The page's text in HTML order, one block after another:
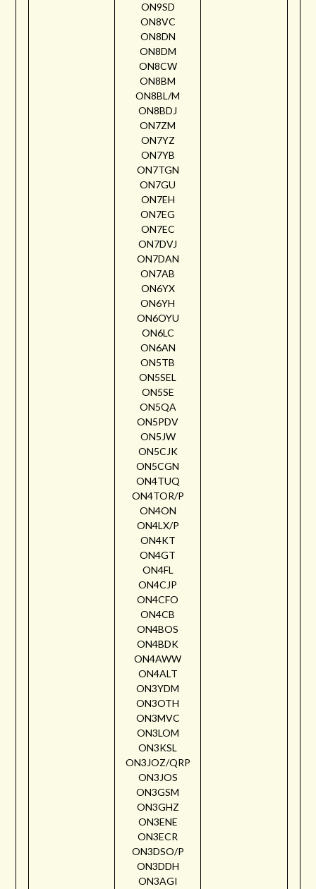
ON9SD
ON8VC
ON8DN
ON8DM
ON8CW
ON8BM
ON8BL/M
ON8BDJ
ON7ZM
ON7YZ
ON7YB
ON7TGN
ON7GU
ON7EH
ON7EG
ON7EC
ON7DVJ
ON7DAN
ON7AB
ON6YX
ON6YH
ON6OYU
ON6LC
ON6AN
ON5TB
ON5SEL
ON5SE
ON5QA
ON5PDV
ON5JW
ON5CJK
ON5CGN
ON4TUQ
ON4TOR/P
ON4ON
ON4LX/P
ON4KT
ON4GT
ON4FL
ON4CJP
ON4CFO
ON4CB
ON4BOS
ON4BDK
ON4AWW
ON4ALT
ON3YDM
ON3OTH
ON3MVC
ON3LOM
ON3KSL
ON3JOZ/QRP
ON3JOS
ON3GSM
ON3GHZ
ON3ENE
ON3ECR
ON3DSO/P
ON3DDH
ON3AGI